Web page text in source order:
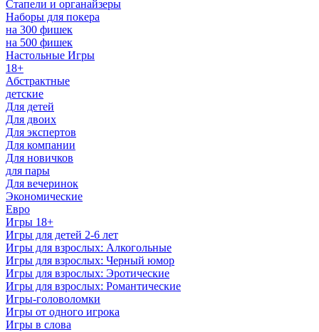
Стапели и органайзеры
Наборы для покера
на 300 фишек
на 500 фишек
Настольные Игры
18+
Абстрактные
детские
Для детей
Для двоих
Для экспертов
Для компании
Для новичков
для пары
Для вечеринок
Экономические
Евро
Игры 18+
Игры для детей 2-6 лет
Игры для взрослых: Алкогольные
Игры для взрослых: Черный юмор
Игры для взрослых: Эротические
Игры для взрослых: Романтические
Игры-головоломки
Игры от одного игрока
Игры в слова